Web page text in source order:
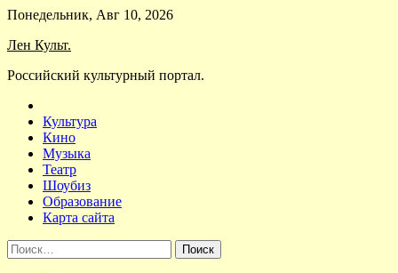
Skip
content
Понедельник, Авг 10, 2026
Лен Культ.
Российский культурный портал.
Культура
Кино
Музыка
Театр
Шоубиз
Образование
Карта сайта
Найти: